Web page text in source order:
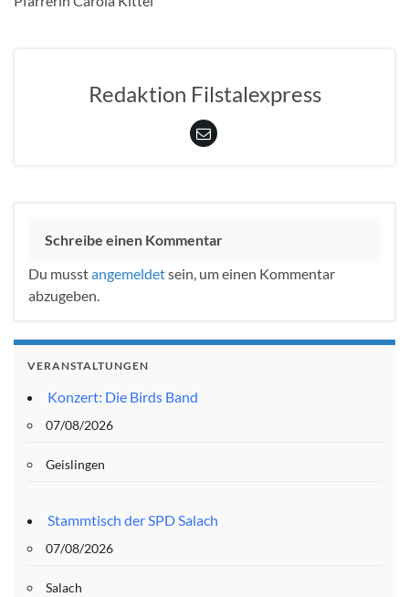
Redaktion Filstalexpress
Schreibe einen Kommentar
Du musstangemeldetsein, um einen Kommentar
abzugeben.
VERANSTALTUNGEN
Konzert: Die Birds Band
07/08/2026
Geislingen
Stammtisch der SPD Salach
07/08/2026
Salach